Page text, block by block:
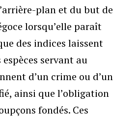
plan et du but de
lorsqu’elle paraît
des indices laissent
servant au
d’un crime ou d’un
ainsi que l’obligation
fondés. Ces